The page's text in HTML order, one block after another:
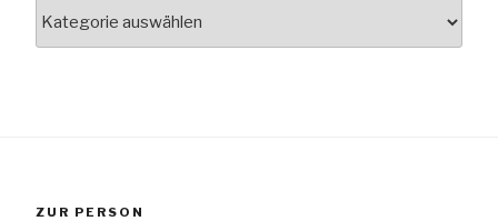
ZUR PERSON